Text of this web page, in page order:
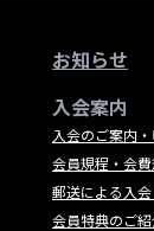
お知らせ
入会案内
入会のご案内
会員規程・会
郵送による入
会員特典のご紹